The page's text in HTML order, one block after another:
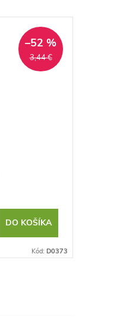
3,44 €
–52 %
DO KOŠÍKA
Kód: D0373